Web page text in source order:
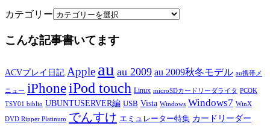
カテゴリー
こんな記事書いてます
ACVプレイ日記 Apple au au 2009 au 2009秋冬モデル au携帯メ
ニュー iPhoneiPod touch Linux microSDカードリーダライタ PCOK
TSY01 biblio UBUNTUSERVER編 USB Vista Windows Windows7 WinX
DVD Ripper Platinum でんすけ エミュレーター特集 カードリーダー